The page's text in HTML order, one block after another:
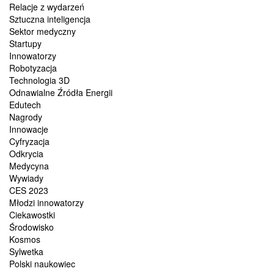
Relacje z wydarzeń
Sztuczna inteligencja
Sektor medyczny
Startupy
Innowatorzy
Robotyzacja
Technologia 3D
Odnawialne Źródła Energii
Edutech
Nagrody
Innowacje
Cyfryzacja
Odkrycia
Medycyna
Wywiady
CES 2023
Młodzi innowatorzy
Ciekawostki
Środowisko
Kosmos
Sylwetka
Polski naukowiec